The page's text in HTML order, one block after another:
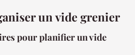
un vide grenier
pour planifier un vide